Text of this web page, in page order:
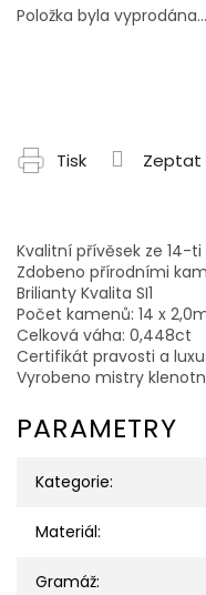
cena:
Položka byla vyprodána…
Tisk Zeptat
Kvalitní přívěsek ze 14-
Zdobeno přírodními
Brilianty Kvalita SI1
Počet kamenů: 14 x
Celková váha: 0,448ct
Certifikát pravosti a
Vyrobeno mistry
PARAMETRY
Kategorie:
Materiál:
Gramáž: